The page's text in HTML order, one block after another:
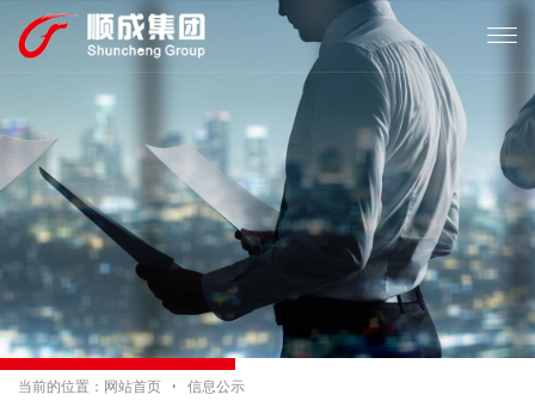

当前的位置： 网站首页  信息公示